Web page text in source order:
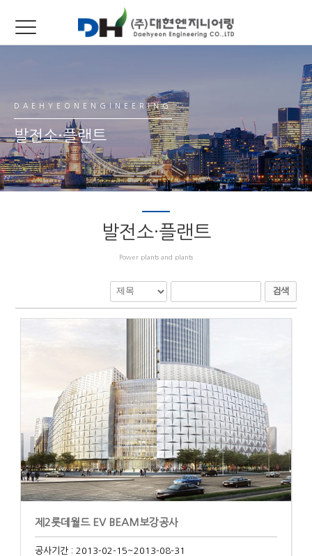
DAEHYEONENGINEERING
발전소·플랜트
발전소·플랜트
Power plants and plants
검색
제2롯데월드 EV BEAM보강공사
공사기간 : 2013-02-15~2013-08-31